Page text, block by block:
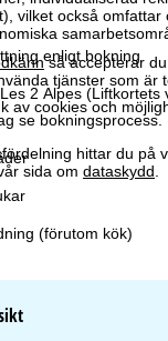
vilket också
så accepterar
tjänster som är
av cookies och
hittar du på
sida om dataskydd
enligt bokning
2 Alpes (Liftkortets
se bokningsprocess.
(förutom kök)